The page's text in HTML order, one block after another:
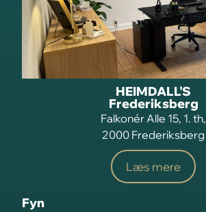
HEIMDALL'S
Frederiksberg
Falkonér Alle 15, 1. th,
2000 Frederiksberg
Læs mere
Fyn